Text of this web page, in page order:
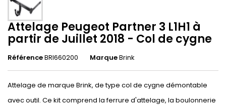
Attelage Peugeot Partner 3 L1H1 à
partir de Juillet 2018 - Col de cygne
RéférenceBRI660200 MarqueBrink
Attelage de marque Brink, de type col de cygne démontable
avec outil. Ce kit comprend la ferrure d'attelage, la boulonnerie